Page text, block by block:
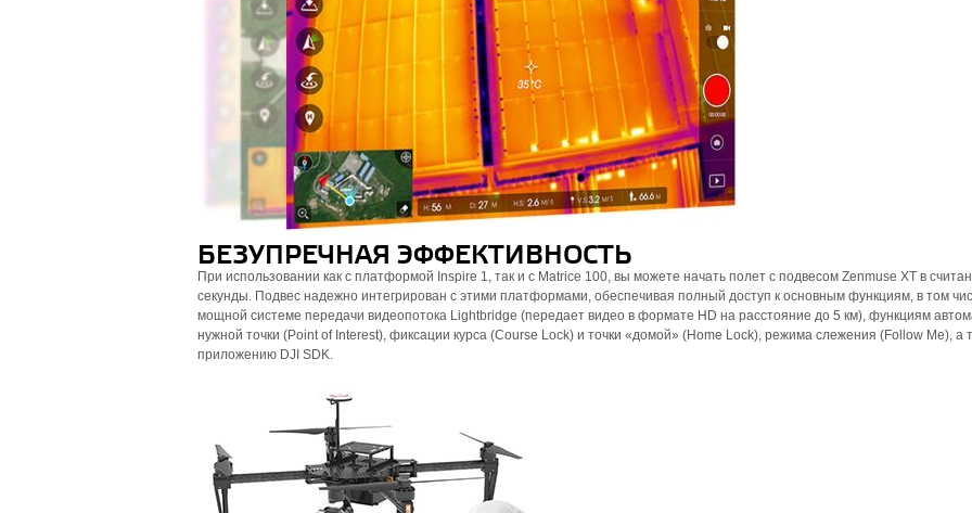
БЕЗУПРЕЧНАЯ ЭФФЕКТИВНОСТЬ
При использовании как с платформой Inspire 1, так и с Matrice 100, вы можете начать полет с подвесом Zenmuse XT в
секунды. Подвес надежно интегрирован с этими платформами, обеспечивая полный доступ к основным функциям, в том
мощной системе передачи видеопотока Lightbridge (передает видео в формате HD на расстояние до 5 км), функциям
нужной точки (Point of Interest), фиксации курса (Course Lock) и точки «домой» (Home Lock), режима слежения (Follow Me), а
приложению DJI SDK.